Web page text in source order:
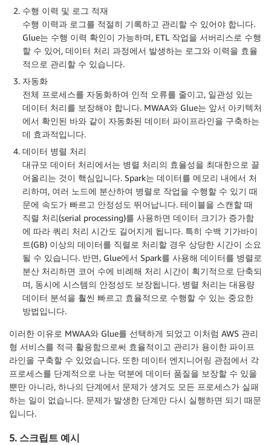
수행 이력 및 로그 적재
수행 이력과 로그를 적절히 기록하고 관리할 수 있어야 합니다.
Glue는 수행 이력 확인이 가능하며, ETL 작업을 서버리스로 수행
할 수 있어, 데이터 처리 과정에서 발생하는 로그와 이력을 효율
적으로 관리할 수 있습니다.
자동화
전체 프로세스를 자동화하여 인적 오류를 줄이고, 일관성 있는
데이터 처리를 보장해야 합니다. MWAA와 Glue는 앞서 아키텍처
에서 확인된 바와 같이 자동화된 데이터 파이프라인을 구축하는
데 효과적입니다.
데이터 병렬 처리
대규모 데이터 처리에서는 병렬 처리의 효율성을 최대한으로 끌
어올리는 것이 핵심입니다. Spark는 데이터를 메모리 내에서 처
리하며, 여러 노드에 분산하여 병렬로 작업을 수행할 수 있기 때
문에 속도가 빠르고 안정성도 뛰어납니다. 테이블을 스캔할 때
직렬 처리(serial processing)를 사용하면 데이터 크기가 증가함
에 따라 쿼리 처리 시간도 길어지게 됩니다. 특히 수백 기가바이
트(GB) 이상의 데이터를 직렬로 처리할 경우 상당한 시간이 소요
될 수 있습니다. 반면, Glue에서 Spark를 사용해 데이터를 병렬로
분산 처리하면 코어 수에 비례해 처리 시간이 획기적으로 단축되
며, 동시에 시스템의 안정성도 보장됩니다. 병렬 처리는 대용량
데이터 분석을 훨씬 빠르고 효율적으로 수행할 수 있는 중요한
방법입니다.
이러한 이유로 MWAA와 Glue를 선택하게 되었고 이처럼 AWS 관리
형 서비스를 적극 활용함으로써 효율적이고 관리가 용이한 파이프
라인을 구축할 수 있었습니다. 또한 데이터 엔지니어링 관점에서 각
프로세스를 단계적으로 나눈 덕분에 데이터 품질을 보장할 수 있을
뿐만 아니라, 하나의 단계에서 문제가 생겨도 모든 프로세스가 실패
하는 일이 없습니다. 문제가 발생한 단계만 다시 실행하면 되기 때문
입니다.
5. 스크립트 예시